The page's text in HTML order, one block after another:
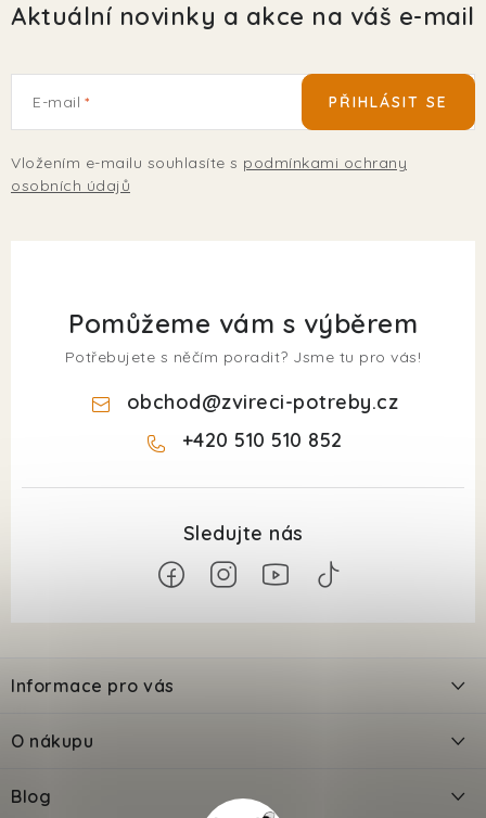
Aktuální novinky a akce na váš e-mail
E-mail
Vložením e-mailu souhlasíte s podmínkami ochrany
osobních údajů
PŘIHLÁSIT SE
Pomůžeme vám s výběrem
Potřebujete s něčím poradit? Jsme tu pro vás!
obchod@zvireci-potreby.cz
+420 510 510 852
p
a
Informace pro vás
Prodejna
O nákupu
Blog